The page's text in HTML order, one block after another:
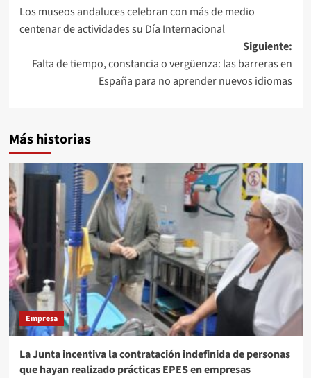
de
entradas
Los museos andaluces celebran con más de medio
centenar de actividades su Día Internacional
Siguiente:
Falta de tiempo, constancia o vergüenza: las barreras en
España para no aprender nuevos idiomas
Más historias
Empresa
La Junta incentiva la contratación indefinida de personas
que hayan realizado prácticas EPES en empresas